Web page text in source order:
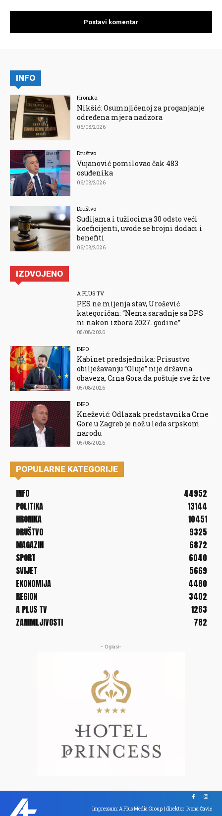
INFO
Hronika
Nikšić: Osumnjičenoj za proganjanje
određena mjera nadzora
06/08/2026
Društvo
Vujanović pomilovao čak 483
osuđenika
06/08/2026
Društvo
Sudijama i tužiocima 30 odsto veći
koeficijenti, uvode se brojni dodaci i
benefiti
06/08/2026
IZDVOJENO
A PLUS TV
PES ne mijenja stav, Urošević
kategoričan: “Nema saradnje sa DPS
ni nakon izbora 2027. godine”
05/08/2026
INFO
Kabinet predsjednika: Prisustvo
obilježavanju “Oluje” nije državna
obaveza, Crna Gora da poštuje sve žrtve
05/08/2026
INFO
Knežević: Odlazak predstavnika Crne
Gore u Zagreb je nož u leđa srpskom
narodu
05/08/2026
POPULARNE KATEGORIJE
INFO
44952
POLITIKA
13144
HRONIKA
10451
DRUŠTVO
9325
MAGAZIN
6872
SPORT
6040
SVIJET
5669
EKONOMIJA
4480
REGION
3402
A PLUS TV
1263
ZANIMLJIVOSTI
782
- Oglasi-
Impressum: A Plus Media Group | direktor: Ivona Čavić